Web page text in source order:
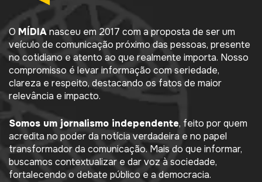
O MÍDIAnasceu em 2017 com a proposta de ser um
veículo de comunicação próximo das pessoas, presente
no cotidiano e atento ao que realmente importa. Nosso
compromisso é levar informação com seriedade,
clareza e respeito, destacando os fatos de maior
relevância e impacto.
Somos um jornalismo independente, feito por quem
acredita no poder da notícia verdadeira e no papel
transformador da comunicação. Mais do que informar,
buscamos contextualizar e dar voz à sociedade,
fortalecendo o debate público e a democracia.